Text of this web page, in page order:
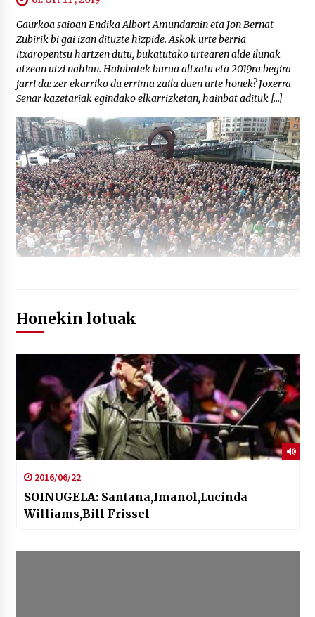
Gaurkoa saioan Endika Albort Amundarain eta Jon Bernat
Zubirik bi gai izan dituzte hizpide. Askok urte berria
itxaropentsu hartzen dutu, bukatutako urtearen alde ilunak
atzean utzi nahian. Hainbatek burua altxatu eta 2019ra begira
jarri da: zer ekarriko du errima zaila duen urte honek? Joxerra
Senar kazetariak egindako elkarrizketan, hainbat adituk […]
Honekin lotuak
2016/06/22
SOINUGELA: Santana,Imanol,Lucinda
Williams,Bill Frissel